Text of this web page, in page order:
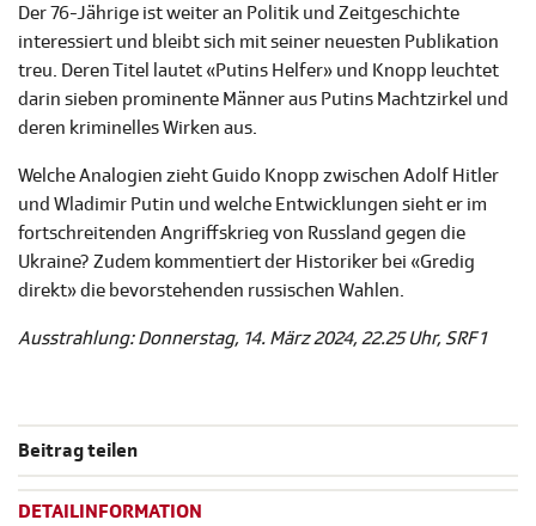
Der 76-Jährige ist weiter an Politik und Zeitgeschichte
interessiert und bleibt sich mit seiner neuesten Publikation
treu. Deren Titel lautet «Putins Helfer» und Knopp leuchtet
darin sieben prominente Männer aus Putins Machtzirkel und
deren kriminelles Wirken aus.
Welche Analogien zieht Guido Knopp zwischen Adolf Hitler
und Wladimir Putin und welche Entwicklungen sieht er im
fortschreitenden Angriffskrieg von Russland gegen die
Ukraine? Zudem kommentiert der Historiker bei «Gredig
direkt» die bevorstehenden russischen Wahlen.
Ausstrahlung: Donnerstag, 14. März 2024, 22.25 Uhr, SRF 1
Beitrag teilen
DETAILINFORMATION